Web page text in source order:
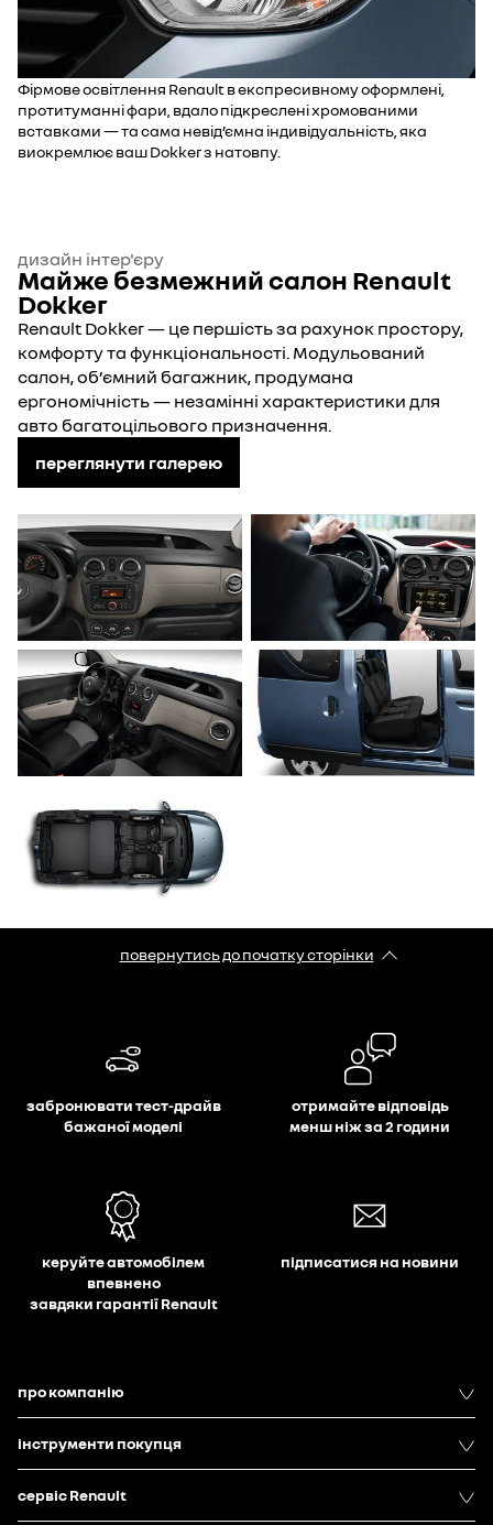
Фірмове освітлення Renault в експресивному оформлені,
протитуманні фари, вдало підкреслені хромованими
вставками — та сама невід’ємна індивідуальність, яка
виокремлює ваш Dokker з натовпу.
дизайн інтер'єру
Майже безмежний салон Renault
Dokker
Renault Dokker — це першість за рахунок простору,
комфорту та функціональності. Модульований
салон, об’ємний багажник, продумана
ергономічність — незамінні характеристики для
авто багатоцільового призначення.
переглянути галерею
повернутись до початку сторінки
забронювати тест-драйв
бажаної моделі
отримайте відповідь
менш ніж за 2 години
керуйте автомобілем
впевнено
завдяки гарантії Renault
підписатися на новини
про компанію
інструменти покупця
сервіс Renault